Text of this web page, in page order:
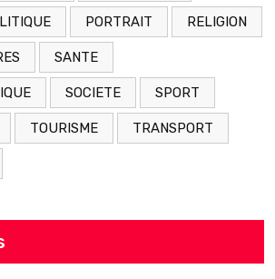
PORTRAIT RELIGION
SANTE
SOCIETE SPORT
TOURISME TRANSPORT